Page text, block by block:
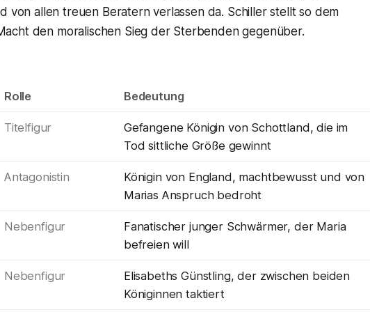
von allen treuen Beratern verlassen da. Schiller stellt so dem
den moralischen Sieg der Sterbenden gegenüber.
Rolle Bedeutung
Titelfigur
Gefangene Königin von Schottland, die im
Tod sittliche Größe gewinnt
Antagonistin
Königin von England, machtbewusst und von
Marias Anspruch bedroht
Nebenfigur
Fanatischer junger Schwärmer, der Maria
befreien will
Nebenfigur
Elisabeths Günstling, der zwischen beiden
Königinnen taktiert